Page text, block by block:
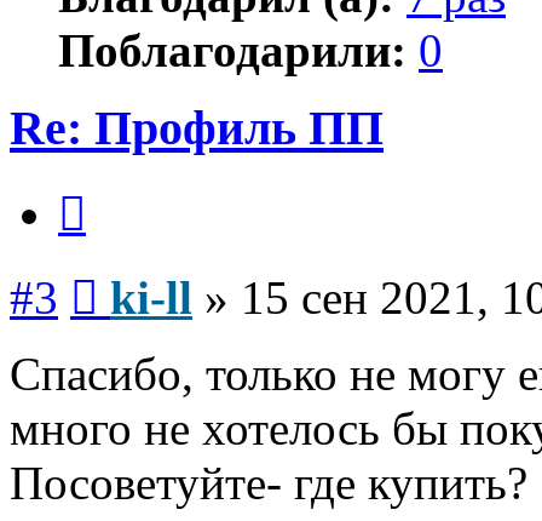
Поблагодарили: 0
Re: Профиль ПП
#3 ki-ll » 15 сен 2021,
Спасибо, только не могу
много не хотелось бы
Посоветуйте- где купить?